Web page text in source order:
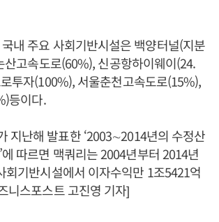
내 주요 사회기반시설은 백양터널(지분
고속도로(60%), 신공항하이웨이(24.
투자(100%), 서울춘천고속도로(15%),
등이다.
지난해 발표한 ‘2003∼2014년의 수정산
따르면 맥쿼리는 2004년부터 2014년
회기반시설에서 이자수익만 1조5421억
니스포스트 고진영 기자]